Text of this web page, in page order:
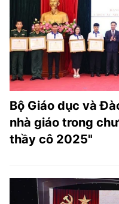
TRA CỨU PHƯỜNG XÃ
CỐNG HIẾN
BÙI XUÂN PHÁI
TIỆN ÍCH
LIÊN HỆ QUẢNG CÁO
Bộ Giáo dục và
nhà giáo trong
thầy cô 2025"